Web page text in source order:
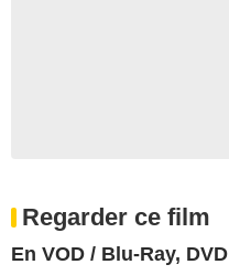
Regarder ce film
En VOD / Blu-Ray, DVD